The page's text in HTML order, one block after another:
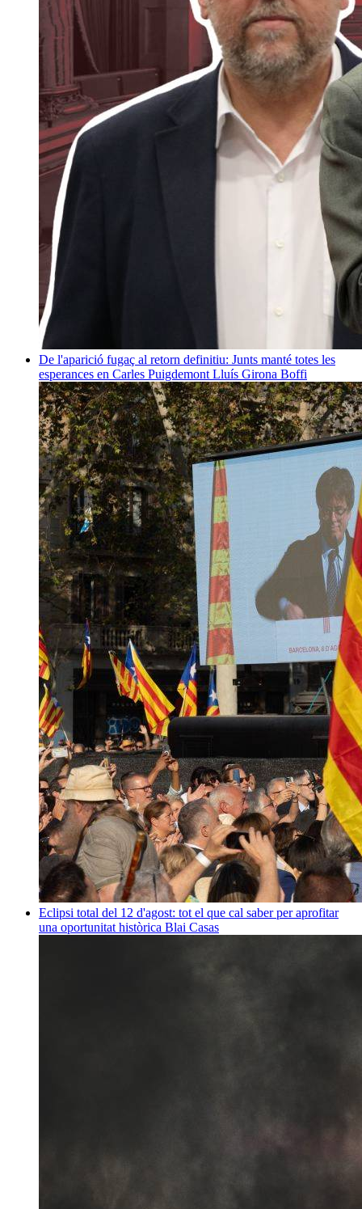
De l'aparició fugaç al retorn definitiu: Junts manté totes les
esperances en Carles Puigdemont Lluís Girona Boffi
Eclipsi total del 12 d'agost: tot el que cal saber per aprofitar
una oportunitat històrica Blai Casas